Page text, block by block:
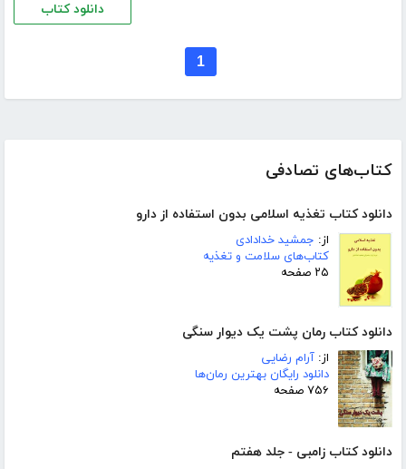
کتاب‌های تصادفی
دانلود کتاب تغذیه اسلامی بدون استفاده از دارو
از: جمشید خدادادی
کتاب‌های سلامت و تغذیه
۲۵ صفحه
دانلود کتاب رمان پشت یک دیوار سنگی
از: آرام رضایی
دانلود رایگان بهترین رمان‌ها
۷۵۶ صفحه
دانلود کتاب زامبی - جلد هفتم
دانلود کتاب
1